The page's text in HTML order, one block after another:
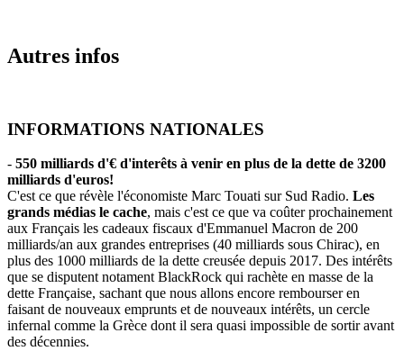
Autres infos
INFORMATIONS NATIONALES
- 550 milliards d'€ d'interêts à venir en plus de la dette de 3200
milliards d'euros!
C'est ce que révèle l'économiste Marc Touati sur Sud Radio. Les
grands médias le cache, mais c'est ce que va coûter prochainement
aux Français les cadeaux fiscaux d'Emmanuel Macron de 200
milliards/an aux grandes entreprises (40 milliards sous Chirac), en
plus des 1000 milliards de la dette creusée depuis 2017. Des intérêts
que se disputent notament BlackRock qui rachète en masse de la
dette Française, sachant que nous allons encore rembourser en
faisant de nouveaux emprunts et de nouveaux intérêts, un cercle
infernal comme la Grèce dont il sera quasi impossible de sortir avant
des décennies.